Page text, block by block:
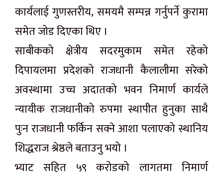
कार्यलाई गुणस्तरीय, समयमै सम्पन्न गर्नुपर्ने कुरामा
समेत जोड दिएका थिए ।
साबीकको क्षेत्रीय सदरमुकाम समेत रहेको
दिपायलमा प्रदेशको राजधानी कैलालीमा सरेको
अवस्थामा उच्च अदातको भवन निमार्ण कार्यले
न्यायीक राजधानीको रुपमा स्थापीत हुनुका साथै
पुःन राजधानी फर्किन सक्ने आशा पलाएको स्थानिय
शिद्धराज श्रेष्ठले बताउनु भयो ।
भ्याट सहित ५९ करोडको लागतमा निमार्ण